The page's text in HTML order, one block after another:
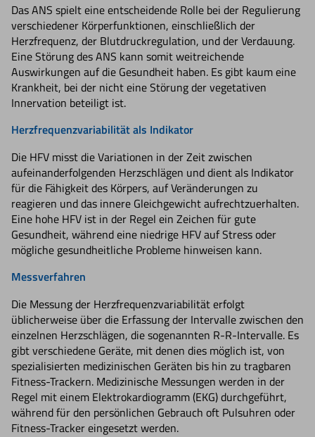
Das ANS spielt eine entscheidende Rolle bei der Regulierung
verschiedener Körperfunktionen, einschließlich der
Herzfrequenz, der Blutdruckregulation, und der Verdauung.
Eine Störung des ANS kann somit weitreichende
Auswirkungen auf die Gesundheit haben. Es gibt kaum eine
Krankheit, bei der nicht eine Störung der vegetativen
Innervation beteiligt ist.
Herzfrequenzvariabilität als Indikator
Die HFV misst die Variationen in der Zeit zwischen
aufeinanderfolgenden Herzschlägen und dient als Indikator
für die Fähigkeit des Körpers, auf Veränderungen zu
reagieren und das innere Gleichgewicht aufrechtzuerhalten.
Eine hohe HFV ist in der Regel ein Zeichen für gute
Gesundheit, während eine niedrige HFV auf Stress oder
mögliche gesundheitliche Probleme hinweisen kann.
Messverfahren
Die Messung der Herzfrequenzvariabilität erfolgt
üblicherweise über die Erfassung der Intervalle zwischen den
einzelnen Herzschlägen, die sogenannten R-R-Intervalle. Es
gibt verschiedene Geräte, mit denen dies möglich ist, von
spezialisierten medizinischen Geräten bis hin zu tragbaren
Fitness-Trackern. Medizinische Messungen werden in der
Regel mit einem Elektrokardiogramm (EKG) durchgeführt,
während für den persönlichen Gebrauch oft Pulsuhren oder
Fitness-Tracker eingesetzt werden.